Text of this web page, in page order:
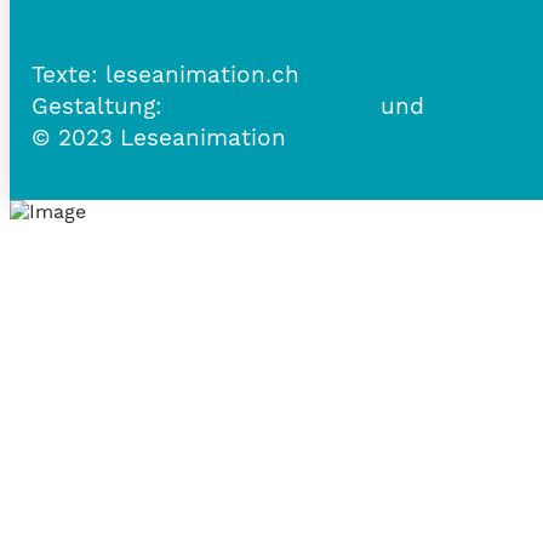
Texte: leseanimation.ch
Gestaltung:
und
© 2023 Leseanimation